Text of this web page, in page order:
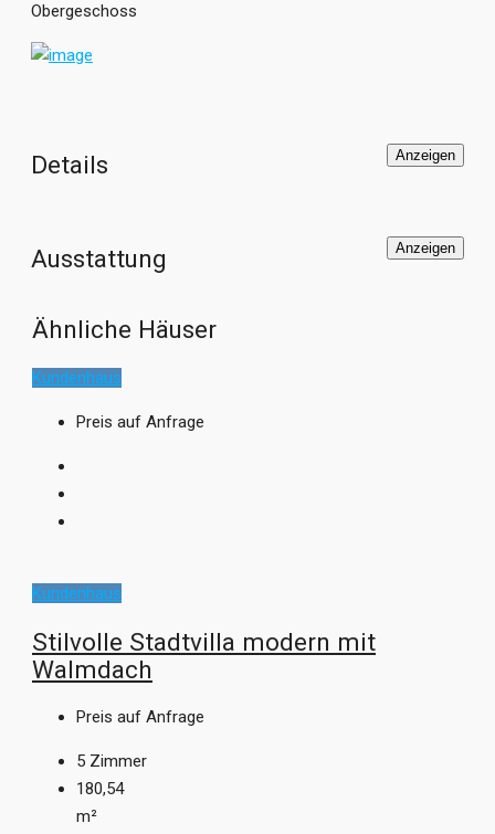
Obergeschoss
Details Anzeigen
Ausstattung Anzeigen
Ähnliche Häuser
Kundenhaus
Preis auf Anfrage
Kundenhaus
Stilvolle Stadtvilla modern mit
Walmdach
Preis auf Anfrage
5 Zimmer
180,54
m²